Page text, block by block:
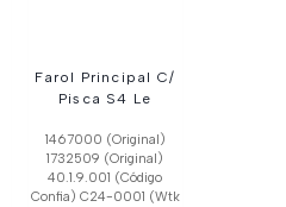
Farol Principal C/
Pisca S4 Le
1467000 (Original)
1732509 (Original)
40.1.9.001 (Código
Confia) C24-0001 (Wtk